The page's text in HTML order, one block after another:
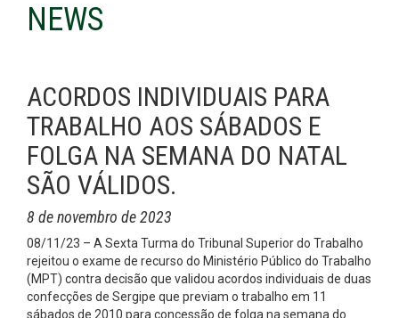
NEWS
ACORDOS INDIVIDUAIS PARA
TRABALHO AOS SÁBADOS E
FOLGA NA SEMANA DO NATAL
SÃO VÁLIDOS.
8 de novembro de 2023
08/11/23 – A Sexta Turma do Tribunal Superior do Trabalho
rejeitou o exame de recurso do Ministério Público do Trabalho
(MPT) contra decisão que validou acordos individuais de duas
confecções de Sergipe que previam o trabalho em 11
sábados de 2010 para concessão de folga na semana do